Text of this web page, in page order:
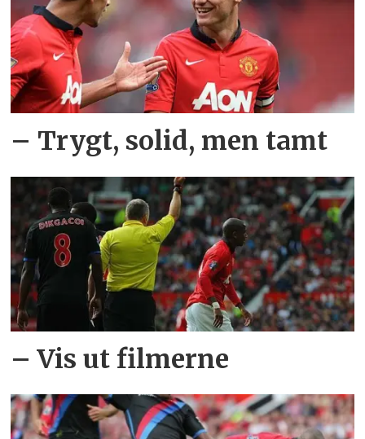
– Trygt, solid, men tamt
– Vis ut filmerne